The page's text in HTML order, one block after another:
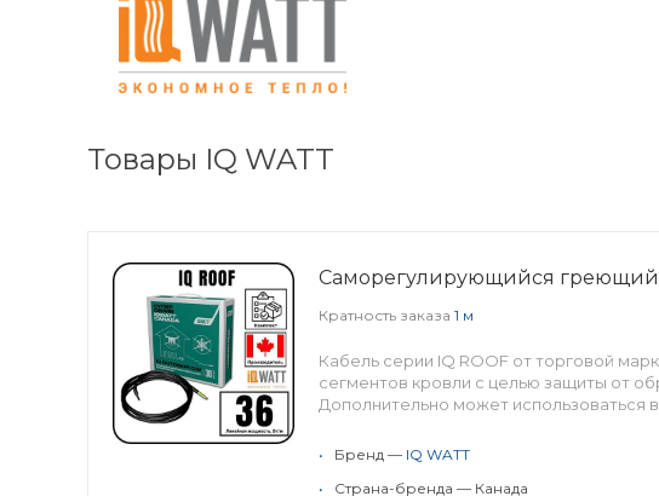
Товары IQ WATT
Саморегулирующийся греющий
Кратность заказа 1 м
Кабель серии IQ ROOF от торговой
сегментов кровли с целью защиты от
Дополнительно может использоваться
• Бренд — IQ WATT
•
Страна-бренда — Канада